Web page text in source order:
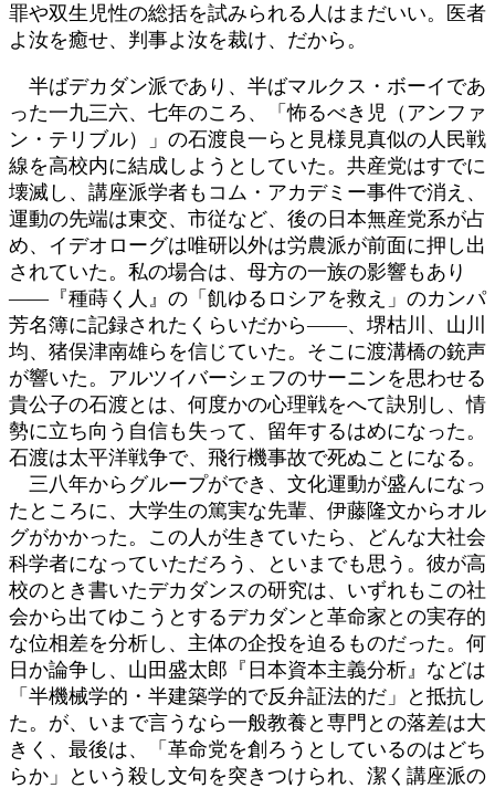
罪や双生児性の総括を試みられる人はまだいい。医者
よ汝を癒せ、判事よ汝を裁け、だから。
半ばデカダン派であり、半ばマルクス・ボーイであ
った一九三六、七年のころ、「怖るべき児（アンファ
ン・テリブル）」の石渡良一らと見様見真似の人民戦
線を高校内に結成しようとしていた。共産党はすでに
壊滅し、講座派学者もコム・アカデミー事件で消え、
運動の先端は東交、市従など、後の日本無産党系が占
め、イデオローグは唯研以外は労農派が前面に押し出
されていた。私の場合は、母方の一族の影響もあり
――『種蒔く人』の「飢ゆるロシアを救え」のカンパ
芳名簿に記録されたくらいだから――、堺枯川、山川
均、猪俣津南雄らを信じていた。そこに渡溝橋の銃声
が響いた。アルツイバーシェフのサーニンを思わせる
貴公子の石渡とは、何度かの心理戦をへて訣別し、情
勢に立ち向う自信も失って、留年するはめになった。
石渡は太平洋戦争で、飛行機事故で死ぬことになる。
三八年からグループができ、文化運動が盛んになっ
たところに、大学生の篤実な先輩、伊藤隆文からオル
グがかかった。この人が生きていたら、どんな大社会
科学者になっていただろう、といまでも思う。彼が高
校のとき書いたデカダンスの研究は、いずれもこの社
会から出てゆこうとするデカダンと革命家との実存的
な位相差を分析し、主体の企投を迫るものだった。何
日か論争し、山田盛太郎『日本資本主義分析』などは
「半機械学的・半建築学的で反弁証法的だ」と抵抗し
た。が、いまで言うなら一般教養と専門との落差は大
きく、最後は、「革命党を創ろうとしているのはどち
らか」という殺し文句を突きつけられ、潔く講座派の